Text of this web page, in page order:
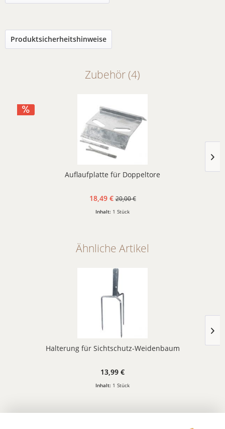
Produktsicherheitshinweise
Zubehör (4)
Auflaufplatte für Doppeltore
18,49 € 20,00 €
Inhalt: 1 Stück
Ähnliche Artikel
Halterung für Sichtschutz-Weidenbaum
13,99 €
Inhalt: 1 Stück